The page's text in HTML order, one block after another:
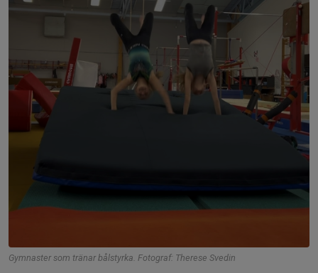
Gymnaster som tränar bålstyrka. Fotograf: Therese Svedin